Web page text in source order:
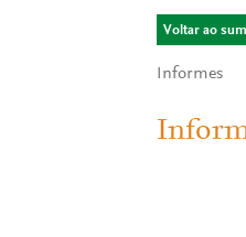
Voltar ao
Informes